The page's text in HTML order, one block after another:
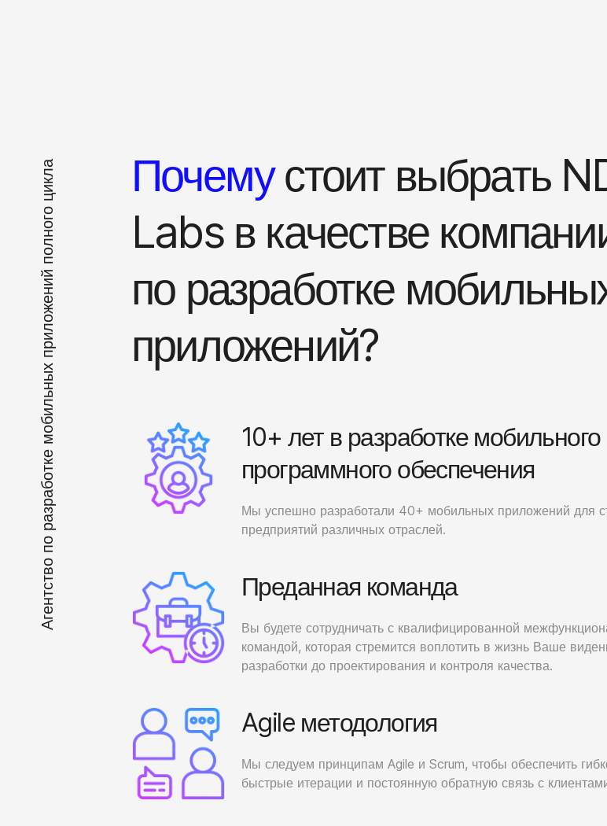
Почемустоит выбрать
Labs в качестве
по разработке
приложений?
10+ лет в разработке мобильного
программного обеспечения
Мы успешно разработали 40+ мобильных приложений для
предприятий различных отраслей.
Преданная команда
Вы будете сотрудничать с квалифицированной
командой, которая стремится воплотить в жизнь Ваше
разработки до проектирования и контроля качества.
Agile методология
Мы следуем принципам Agile и Scrum, чтобы обеспечить
быстрые итерации и постоянную обратную связь с